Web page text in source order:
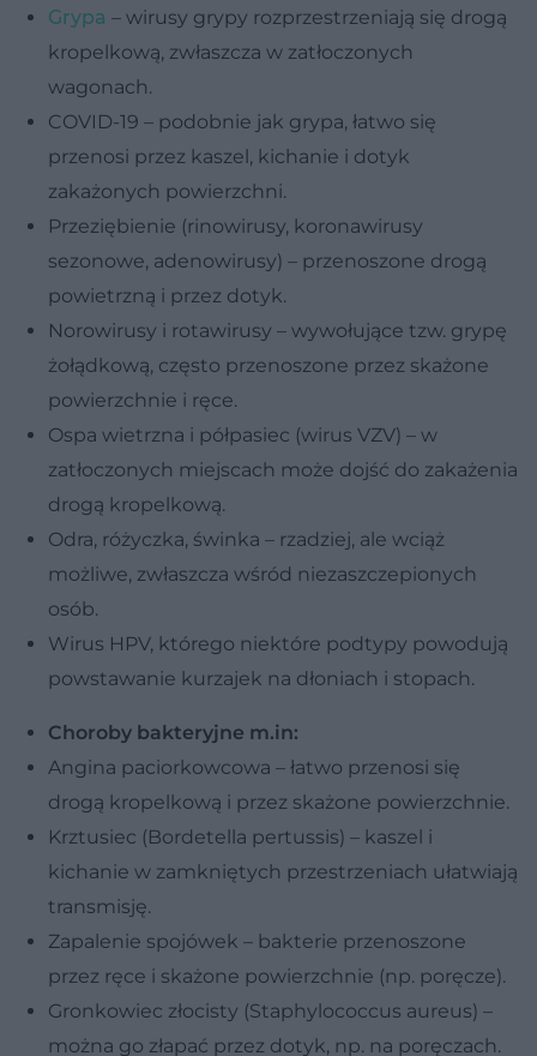
Grypa – wirusy grypy rozprzestrzeniają się drogą
kropelkową, zwłaszcza w zatłoczonych
wagonach.
COVID-19 – podobnie jak grypa, łatwo się
przenosi przez kaszel, kichanie i dotyk
zakażonych powierzchni.
Przeziębienie (rinowirusy, koronawirusy
sezonowe, adenowirusy) – przenoszone drogą
powietrzną i przez dotyk.
Norowirusy i rotawirusy – wywołujące tzw. grypę
żołądkową, często przenoszone przez skażone
powierzchnie i ręce.
Ospa wietrzna i półpasiec (wirus VZV) – w
zatłoczonych miejscach może dojść do zakażenia
drogą kropelkową.
Odra, różyczka, świnka – rzadziej, ale wciąż
możliwe, zwłaszcza wśród niezaszczepionych
osób.
Wirus HPV, którego niektóre podtypy powodują
powstawanie kurzajek na dłoniach i stopach.
Choroby bakteryjne m.in:
Angina paciorkowcowa – łatwo przenosi się
drogą kropelkową i przez skażone powierzchnie.
Krztusiec (Bordetella pertussis) – kaszel i
kichanie w zamkniętych przestrzeniach ułatwiają
transmisję.
Zapalenie spojówek – bakterie przenoszone
przez ręce i skażone powierzchnie (np. poręcze).
Gronkowiec złocisty (Staphylococcus aureus) –
można go złapać przez dotyk, np. na poręczach.